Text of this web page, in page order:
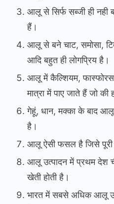
आलू से सिर्फ सब्जी ही नही
हैं।
आलू से बने चाट, समोसा,
आदि बहुत ही लोगप्रिय है।
आलू में कैल्शियम,
मात्रा में पाए जाते हैं जो
गेहूं, धान, मक्का के बाद
है।
आलू ऐसी फसल है जिसे पूरी
आलू उत्पादन में प्रथम देश
खेती होती है।
भारत में सबसे अधिक आलू